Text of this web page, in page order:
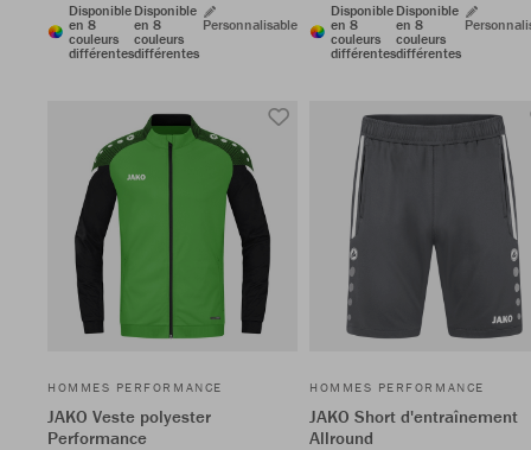
Disponible
en 8
couleurs
différentes
Disponible
en 8
couleurs
différentes
Personnalisable
Disponible
en 8
couleurs
différentes
Disponible
en 8
couleurs
différentes
HOMMES PERFORMANCE
JAKO Veste polyester
Performance
HOMMES PERFORMANCE
JAKO Short d'entraînement
Allround